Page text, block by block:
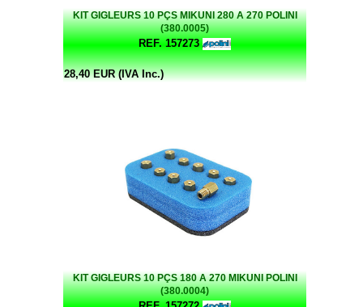
KIT GIGLEURS 10 PÇS MIKUNI 280 A 270 POLINI
(380.0005)
REF. 157273
28,40 EUR (IVA Inc.)
KIT GIGLEURS 10 PÇS 180 A 270 MIKUNI POLINI
(380.0004)